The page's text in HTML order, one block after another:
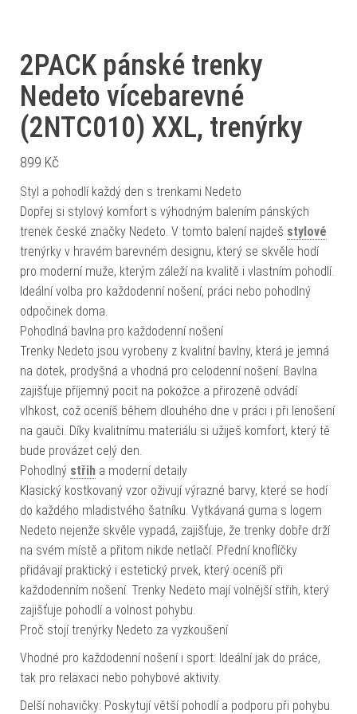
2PACK pánské trenky
Nedeto vícebarevné
(2NTC010) XXL, trenýrky
899 Kč
Styl a pohodlí každý den s trenkami Nedeto
Dopřej si stylový komfort s výhodným balením pánských
trenek české značky Nedeto. V tomto balení najdeš stylové
trenýrky v hravém barevném designu, který se skvěle hodí
pro moderní muže, kterým záleží na kvalitě i vlastním pohodlí.
Ideální volba pro každodenní nošení, práci nebo pohodlný
odpočinek doma.
Pohodlná bavlna pro každodenní nošení
Trenky Nedeto jsou vyrobeny z kvalitní bavlny, která je jemná
na dotek, prodyšná a vhodná pro celodenní nošení. Bavlna
zajišťuje příjemný pocit na pokožce a přirozeně odvádí
vlhkost, což oceníš během dlouhého dne v práci i při lenošení
na gauči. Díky kvalitnímu materiálu si užiješ komfort, který tě
bude provázet celý den.
Pohodlný střih a moderní detaily
Klasický kostkovaný vzor oživují výrazné barvy, které se hodí
do každého mladistvého šatníku. Vytkávaná guma s logem
Nedeto nejenže skvěle vypadá, zajišťuje, že trenky dobře drží
na svém místě a přitom nikde netlačí. Přední knoflíčky
přidávají praktický i estetický prvek, který oceníš při
každodenním nošení. Trenky Nedeto mají volnější střih, který
zajišťuje pohodlí a volnost pohybu.
Proč stojí trenýrky Nedeto za vyzkoušení
Vhodné pro každodenní nošení i sport: Ideální jak do práce,
tak pro relaxaci nebo pohybové aktivity.
Delší nohavičky: Poskytují větší pohodlí a podporu při pohybu.